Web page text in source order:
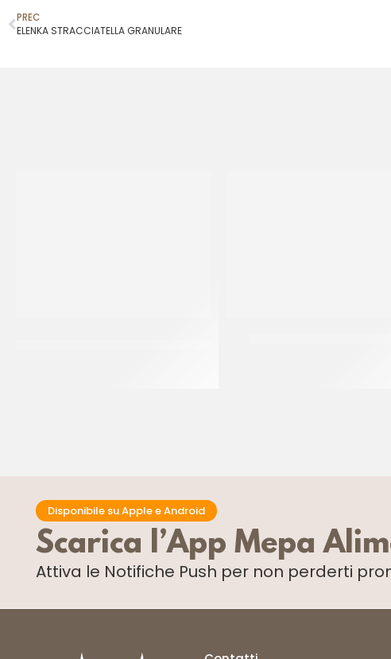
PREC
ELENKA STRACCIATELLA GRANULARE
Disponibile su Apple e Android
Scarica l’App Mepa
Attiva le Notifiche Push per non perderti